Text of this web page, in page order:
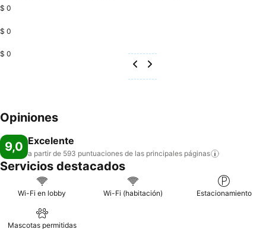
$ 0
$ 0
$ 0
Opiniones
9,0 Excelente
a partir de 593 puntuaciones de las principales páginas
Servicios destacados
Wi-Fi en lobby Wi-Fi (habitación) Estacionamiento
Mascotas permitidas